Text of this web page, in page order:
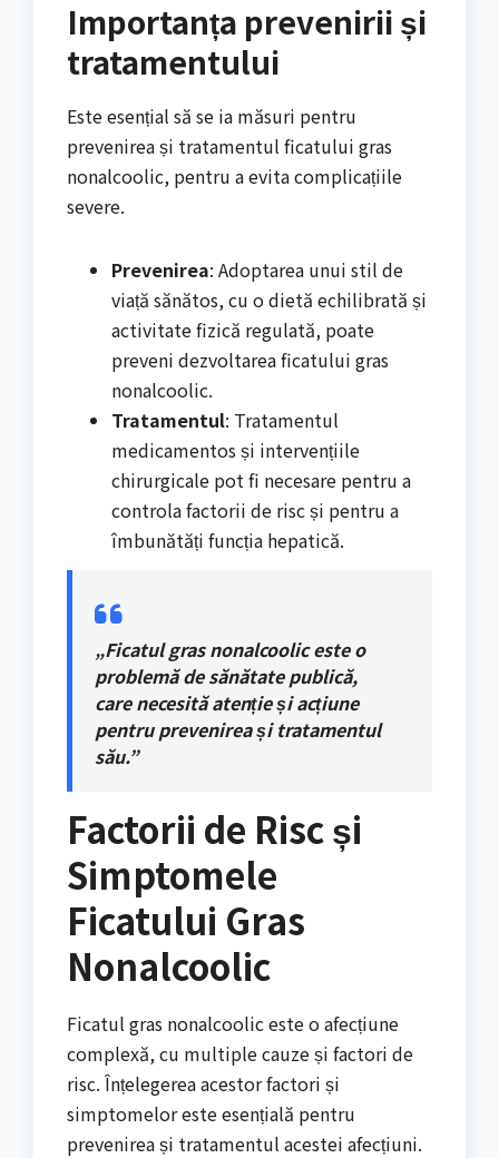
Importanța prevenirii și
tratamentului
Este esențial să se ia măsuri pentru
prevenirea și tratamentul ficatului gras
nonalcoolic, pentru a evita complicațiile
severe.
Prevenirea: Adoptarea unui stil de
viață sănătos, cu o dietă echilibrată și
activitate fizică regulată, poate
preveni dezvoltarea ficatului gras
nonalcoolic.
Tratamentul: Tratamentul
medicamentos și intervențiile
chirurgicale pot fi necesare pentru a
controla factorii de risc și pentru a
îmbunătăți funcția hepatică.
„Ficatul gras nonalcoolic este o
problemă de sănătate publică,
care necesită atenție și acțiune
pentru prevenirea și tratamentul
său.”
Factorii de Risc și
Simptomele
Ficatului Gras
Nonalcoolic
Ficatul gras nonalcoolic este o afecțiune
complexă, cu multiple cauze și factori de
risc. Înțelegerea acestor factori și
simptomelor este esențială pentru
prevenirea și tratamentul acestei afecțiuni.